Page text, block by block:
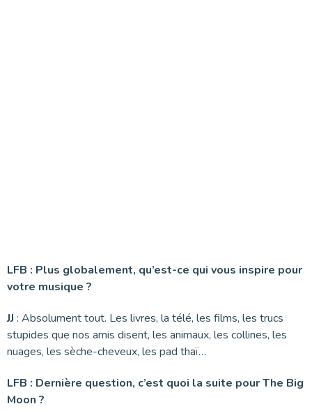
LFB : Plus globalement, qu’est-ce qui vous inspire pour
votre musique ?
JJ : Absolument tout. Les livres, la télé, les films, les trucs
stupides que nos amis disent, les animaux, les collines, les
nuages, les sèche-cheveux, les pad thaï…
LFB : Dernière question, c’est quoi la suite pour The Big
Moon ?